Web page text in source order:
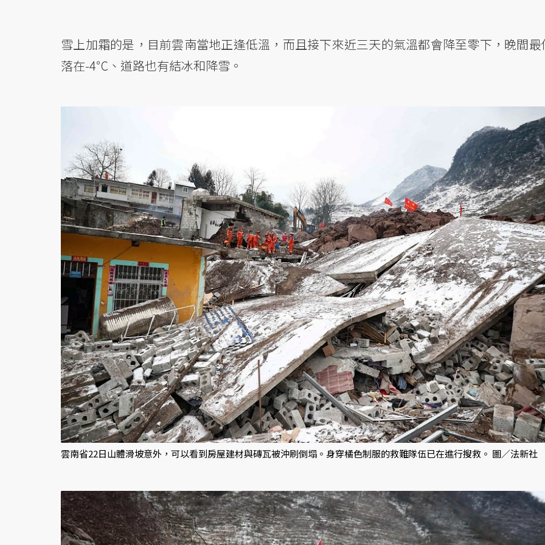
雪上加霜的是，目前雲南當地正逢低溫，而且接下來近三天的氣溫都會降至零下，晚間最
落在-4℃、道路也有結冰和降雪。
雲南省22日山體滑坡意外，可以看到房屋建材與磚瓦被沖刷倒塌。身穿橘色制服的救難隊伍已在進行搜救。 圖／法新社